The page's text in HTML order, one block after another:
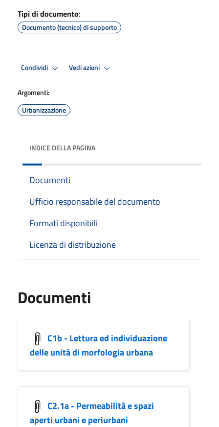
Tipi di documento:
Documento (tecnico) di supporto
Condividi Vedi azioni
Argomenti:
Urbanizzazione
INDICE DELLA PAGINA
Documenti
Ufficio responsabile del documento
Formati disponibili
Licenza di distribuzione
Documenti
C1b - Lettura ed individuazione
delle unità di morfologia urbana
C2.1a - Permeabilità e spazi
aperti urbani e periurbani